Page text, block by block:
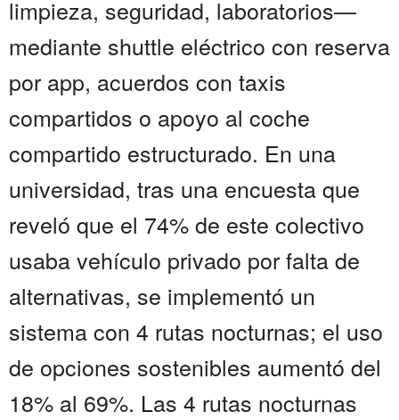
limpieza, seguridad, laboratorios—
mediante shuttle eléctrico con reserva
por app, acuerdos con taxis
compartidos o apoyo al coche
compartido estructurado. En una
universidad, tras una encuesta que
reveló que el 74% de este colectivo
usaba vehículo privado por falta de
alternativas, se implementó un
sistema con 4 rutas nocturnas; el uso
de opciones sostenibles aumentó del
18% al 69%. Las 4 rutas nocturnas